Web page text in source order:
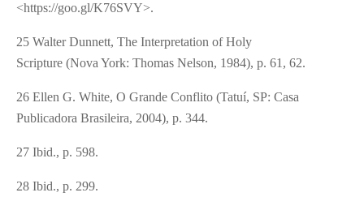
<https://goo.gl/K76SVY>.
25 Walter Dunnett, The Interpretation of Holy
Scripture (Nova York: Thomas Nelson, 1984), p. 61, 62.
26 Ellen G. White, O Grande Conflito (Tatuí, SP: Casa
Publicadora Brasileira, 2004), p. 344.
27 Ibid., p. 598.
28 Ibid., p. 299.